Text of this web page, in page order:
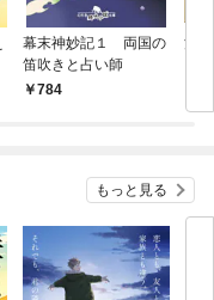
幕末神妙記１ 両国の
笛吹きと占い師
784
江
もっと見る